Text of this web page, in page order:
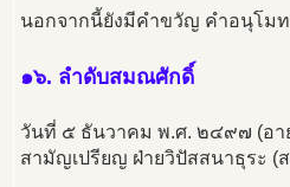
นอกจากนี้ยังมีคำขวัญ คำอนุโม
๑๖. ลำดับสมณศักดิ์
วันที่ ๕ ธันวาคม พ.ศ. ๒๔๙๗ (อ
สามัญเปรียญ ฝ่ายวิปัสสนาธุระ (